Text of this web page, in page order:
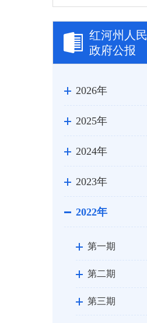
红河州人民
政府公报
2026年
2025年
2024年
2023年
2022年
第一期
第二期
第三期